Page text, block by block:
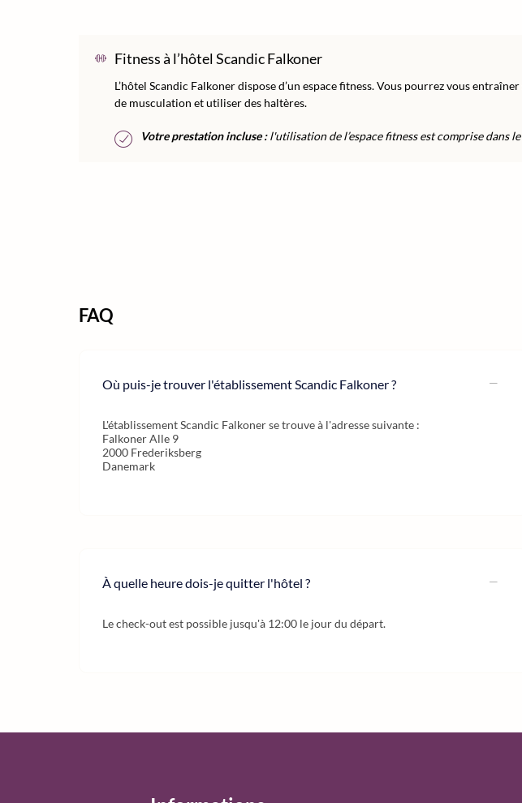
Fitness à l’hôtel Scandic Falkoner
L’hôtel Scandic Falkoner dispose d’un espace fitness. Vous pourrez vous
de musculation et utiliser des haltères.
Votre prestation incluse :l'utilisation de l’espace fitness est comprise dans
FAQ
Où puis-je trouver l'établissement Scandic Falkoner ?
L'établissement Scandic Falkoner se trouve à l'adresse suivante :
Falkoner Alle 9
2000 Frederiksberg
Danemark
À quelle heure dois-je quitter l'hôtel ?
Le check-out est possible jusqu'à 12:00 le jour du départ.